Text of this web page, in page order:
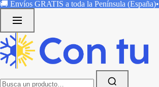
Saltar
al
contenido
🚚 Envíos GRATIS a toda la Península (España)•